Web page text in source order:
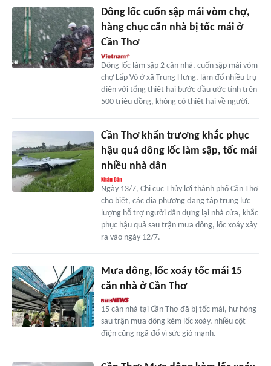
Dông lốc cuốn sập mái vòm chợ,
hàng chục căn nhà bị tốc mái ở
Cần Thơ
Dông lốc làm sập 2 căn nhà, cuốn sập mái vòm
chợ Lấp Vò ở xã Trung Hưng, làm đổ nhiều trụ
điện với tổng thiệt hại bước đầu ước tính trên
500 triệu đồng, không có thiệt hại về người.
Cần Thơ khẩn trương khắc phục
hậu quả dông lốc làm sập, tốc mái
nhiều nhà dân
Ngày 13/7, Chi cục Thủy lợi thành phố Cần Thơ
cho biết, các địa phương đang tập trung lực
lượng hỗ trợ người dân dựng lại nhà cửa, khắc
phục hậu quả sau trận mưa dông, lốc xoáy xảy
ra vào ngày 12/7.
Mưa dông, lốc xoáy tốc mái 15
căn nhà ở Cần Thơ
15 căn nhà tại Cần Thơ đã bị tốc mái, hư hỏng
sau trận mưa dông kèm lốc xoáy, nhiều cột
điện cũng ngã đổ vì sức gió mạnh.